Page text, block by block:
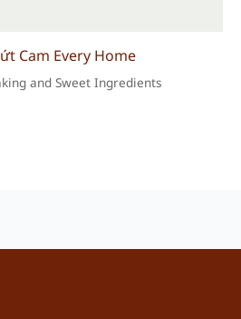
Cam Every Home
and Sweet Ingredients